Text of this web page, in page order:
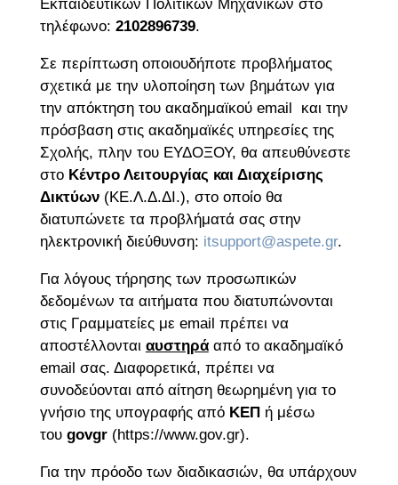
Εκπαιδευτικών Πολιτικών Μηχανικών στο
τηλέφωνο: 2102896739.
Σε περίπτωση οποιουδήποτε προβλήματος
σχετικά με την υλοποίηση των βημάτων για
την απόκτηση του ακαδημαϊκού email και την
πρόσβαση στις ακαδημαϊκές υπηρεσίες της
Σχολής, πλην του ΕΥΔΟΞΟΥ, θα απευθύνεστε
στο Κέντρο Λειτουργίας και Διαχείρισης
Δικτύων(ΚΕ.Λ.Δ.ΔΙ.), στο οποίο θα
διατυπώνετε τα προβλήματά σας στην
ηλεκτρονική διεύθυνση: itsupport@aspete.gr.
Για λόγους τήρησης των προσωπικών
δεδομένων τα αιτήματα που διατυπώνονται
στις Γραμματείες με email πρέπει να
αποστέλλονται αυστηράαπό το ακαδημαϊκό
email σας. Διαφορετικά, πρέπει να
συνοδεύονται από αίτηση θεωρημένη για το
γνήσιο της υπογραφής από ΚΕΠή μέσω
του govgr(https://www.gov.gr).
Για την πρόοδο των διαδικασιών, θα υπάρχουν